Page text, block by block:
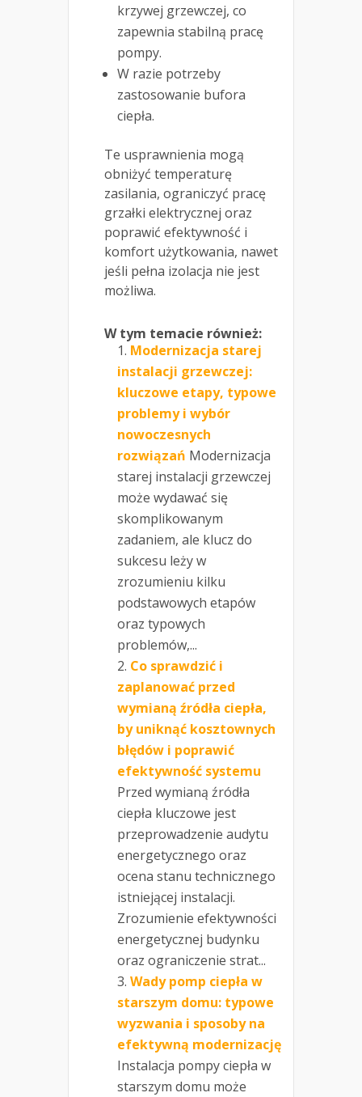
krzywej grzewczej, co
zapewnia stabilną pracę
pompy.
W razie potrzeby
zastosowanie bufora
ciepła.
Te usprawnienia mogą
obniżyć temperaturę
zasilania, ograniczyć pracę
grzałki elektrycznej oraz
poprawić efektywność i
komfort użytkowania, nawet
jeśli pełna izolacja nie jest
możliwa.
W tym temacie również:
Modernizacja starej
instalacji grzewczej:
kluczowe etapy, typowe
problemy i wybór
nowoczesnych
rozwiązań Modernizacja
starej instalacji grzewczej
może wydawać się
skomplikowanym
zadaniem, ale klucz do
sukcesu leży w
zrozumieniu kilku
podstawowych etapów
oraz typowych
problemów,...
Co sprawdzić i
zaplanować przed
wymianą źródła ciepła,
by uniknąć kosztownych
błędów i poprawić
efektywność systemu
Przed wymianą źródła
ciepła kluczowe jest
przeprowadzenie audytu
energetycznego oraz
ocena stanu technicznego
istniejącej instalacji.
Zrozumienie efektywności
energetycznej budynku
oraz ograniczenie strat...
Wady pomp ciepła w
starszym domu: typowe
wyzwania i sposoby na
efektywną modernizację
Instalacja pompy ciepła w
starszym domu może